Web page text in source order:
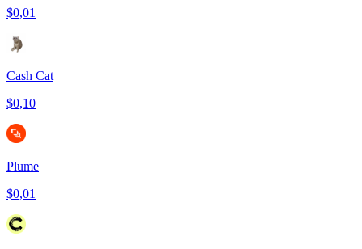
$0,01
Cash Cat
$0,10
Plume
$0,01